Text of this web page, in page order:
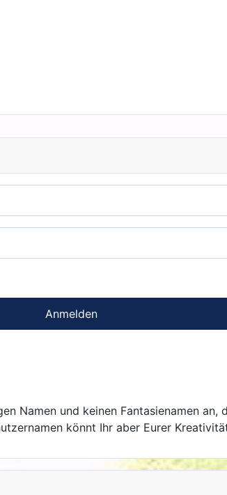
Anmelden
Namen und keinen Fantasienamen
könnt Ihr aber Eurer